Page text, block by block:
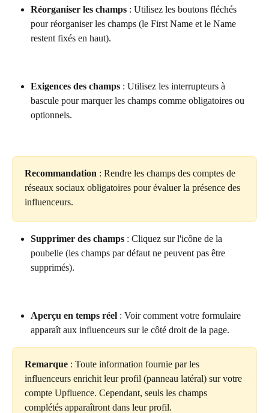
Réorganiser les champs : Utilisez les boutons fléchés
pour réorganiser les champs (le First Name et le Name
restent fixés en haut).
Exigences des champs : Utilisez les interrupteurs à
bascule pour marquer les champs comme obligatoires ou
optionnels.
Recommandation : Rendre les champs des comptes de
réseaux sociaux obligatoires pour évaluer la présence des
influenceurs.
Supprimer des champs : Cliquez sur l'icône de la
poubelle (les champs par défaut ne peuvent pas être
supprimés).
Aperçu en temps réel : Voir comment votre formulaire
apparaît aux influenceurs sur le côté droit de la page.
Remarque : Toute information fournie par les
influenceurs enrichit leur profil (panneau latéral) sur votre
compte Upfluence. Cependant, seuls les champs
complétés apparaîtront dans leur profil.